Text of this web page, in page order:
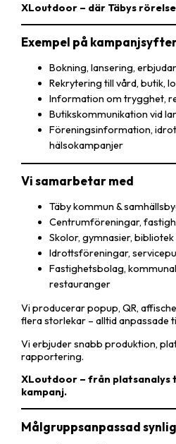
XLoutdoor – där Täbys
Exempel på
Bokning, lansering,
Rekrytering till vård, butik,
Information om trygghet,
Butikskommunikation vid
Föreningsinformation,
hälsokampanjer
Vi samarbetar med
Täby kommun &
Centrumföreningar,
Skolor, gymnasier,
Idrottsföreningar,
Fastighetsbolag,
restauranger
Vi producerar popup, QR,
flera storlekar – alltid anpassade
Vi erbjuder snabb produktion,
rapportering.
XLoutdoor – från platsanalys
kampanj.
Målgruppsanpassad